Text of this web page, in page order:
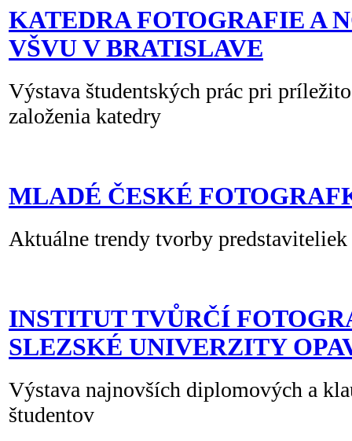
KATEDRA FOTOGRAFIE A
VŠVU V BRATISLAVE
Výstava študentských prác pri
založenia katedry
MLADÉ ČESKÉ
Aktuálne trendy tvorby predstaviteliek
INSTITUT TVŮRČÍ
SLEZSKÉ UNIVERZITY
Výstava najnovších diplomových a
študentov